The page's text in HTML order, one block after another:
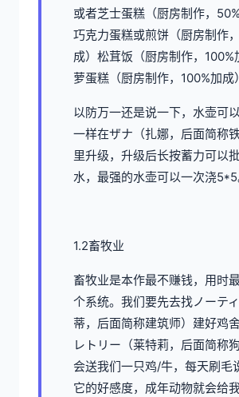
或者芝士蛋糕（厨房制作，50%
巧克力蛋糕或煎饼（厨房制作
成）松茸饭（厨房制作，100%
萝蛋糕（厨房制作，100%加成
以防万一还是说一下，水壶可
一样在ザナ（扎娜，后面简称
里升级，升级后长按蓄力可以
水，最强的水壶可以一次浇5*5
1.2畜牧业
畜牧业是本作最不赚钱，用时
个系统。我们要先去找ノーテ
蒂，后面简称建筑师）建好鸡舍
レトリー（莱特莉，后面简称
会送我们一只鸡/牛，每天刷毛
它的好感度，成年动物就会给